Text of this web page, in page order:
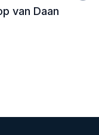
van Daan